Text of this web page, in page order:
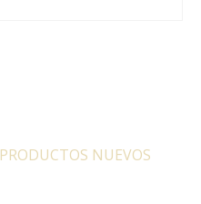
PRODUCTOS NUEVOS